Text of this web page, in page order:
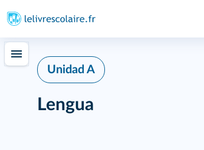
Unidad A
Lengua